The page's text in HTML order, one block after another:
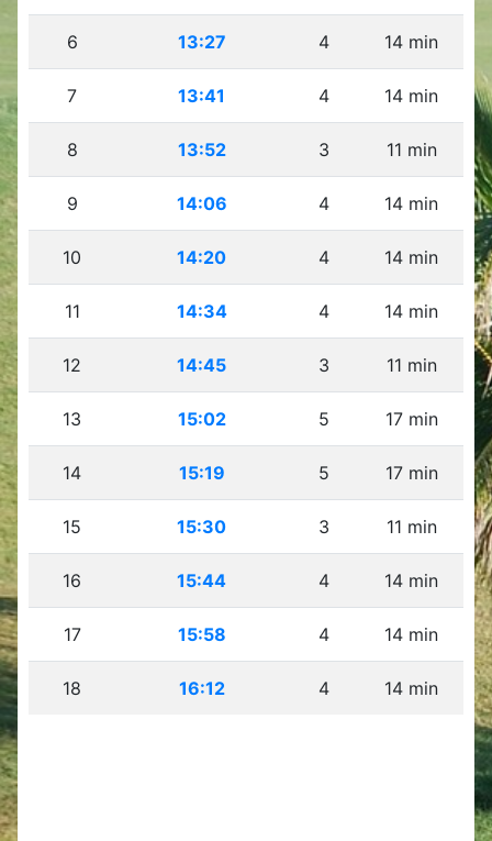
6 13:27 4 14 min
7 13:41 4 14 min
8 13:52 3 11 min
9 14:06 4 14 min
10 14:20 4 14 min
11 14:34 4 14 min
12 14:45 3 11 min
13 15:02 5 17 min
14 15:19 5 17 min
15 15:30 3 11 min
16 15:44 4 14 min
17 15:58 4 14 min
18 16:12 4 14 min